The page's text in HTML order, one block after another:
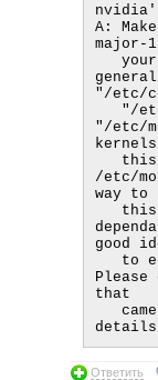
A:
major-
"/etc/
"/etc/
/etc/
way to
good
Please
that
Ответить